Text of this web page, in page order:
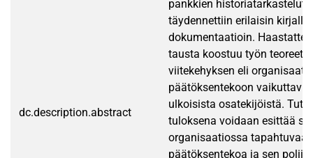
dc.description.abstract
pankkien historiatarkastelut,
täydennettiin erilaisin
dokumentaatioin.
tausta koostuu työn
viitekehyksen eli
päätöksentekoon
ulkoisista osatekijöistä.
tuloksena voidaan esittää
organisaatiossa tapahtuvaa
päätöksentekoa ja sen